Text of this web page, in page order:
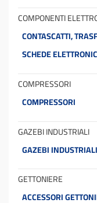
COMPONENTI
CONTASCATTI,
SCHEDE
COMPRESSORI
COMPRESSORI
GAZEBI INDUSTRIALI
GAZEBI INDUSTRIALI
GETTONIERE
ACCESSORI